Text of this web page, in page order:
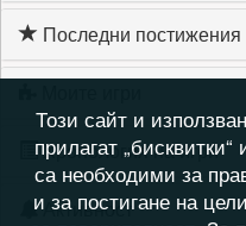
Последни постижения
Хронология на игри
Активност
Този сайт и
прилагат
са необходими за
и за постигане на